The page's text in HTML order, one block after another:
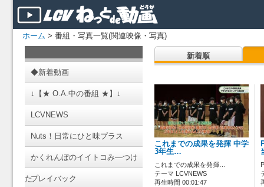
ホーム > 番組・写真一覧(関連映像・写真)
◆新着動画
↓【★ O.A.中の番組 ★】↓
LCVNEWS
Nuts！日常にひと味プラス
かくれんぼのイイトコみ―つけ
たプレイバック
新着順
これまでの成果を発揮 中学
3年生…
これまでの成果を発揮…
テーマ LCVNEWS
再生時間 00:01:47